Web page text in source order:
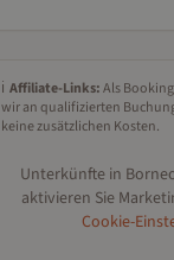
ℹ️ Affiliate-Links:Als
wir an qualifizierten
keine zusätzlichen Kosten.
Unterkünfte in
aktivieren Sie
Cookie-